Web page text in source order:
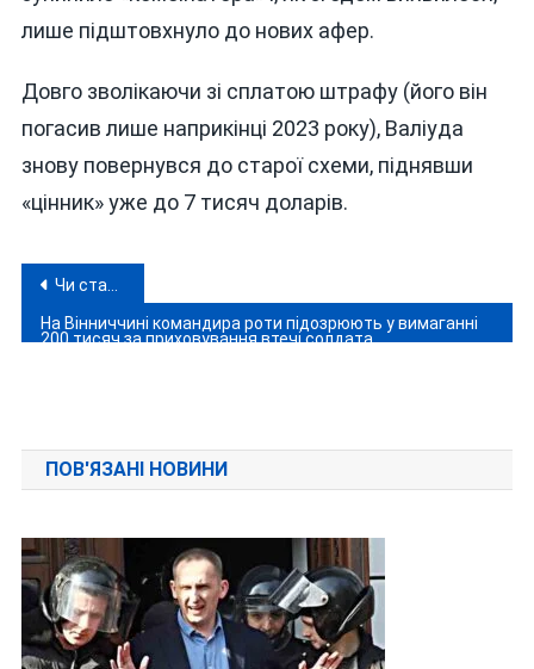
лише підштовхнуло до нових афер.
Довго зволікаючи зі сплатою штрафу (його він
погасив лише наприкінці 2023 року), Валіуда
знову повернувся до старої схеми, піднявши
«цінник» уже до 7 тисяч доларів.
Навігація
записів
Чи стане перехід до Молдови, який розбудовують на Вінниччині, «дорогою» в Румунію?
На Вінниччині командира роти підозрюють у вимаганні
200 тисяч за приховування втечі солдата
ПОВ'ЯЗАНІ НОВИНИ